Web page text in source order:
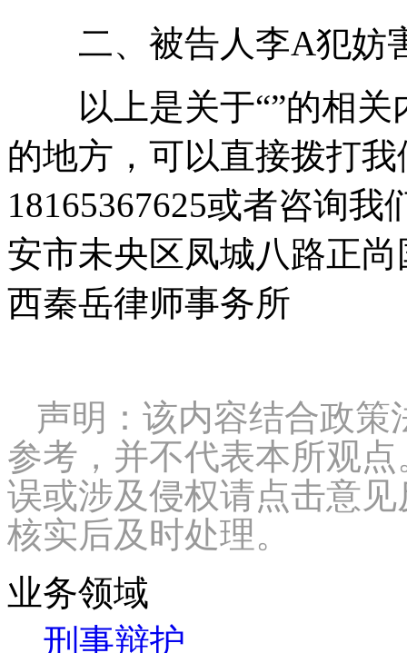
二、被告人李A犯妨
以上是关于“”的相关
的地方，可以直接拨打
18165367625或者咨询
安市未央区凤城八路正
西秦岳律师事务所
声明：该内容结合政
参考，并不代表本所观
误或涉及侵权请点击意
核实后及时处理。
业务领域
刑事辩护